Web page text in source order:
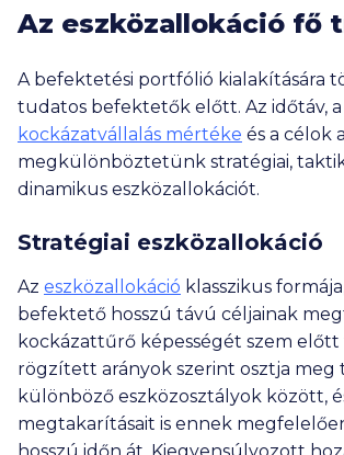
Az eszközallokáció fő
A befektetési portfólió kialakítására
tudatos befektetők előtt. Az időtáv, a
kockázatvállalás mértéke és a célok
megkülönböztetünk stratégiai,
dinamikus eszközallokációt.
Stratégiai eszközallokáció
Az eszközallokáció klasszikus
befektető hosszú távú céljainak
kockázattűrő képességét szem
rögzített arányok szerint osztja meg
különböző eszközosztályok között,
megtakarításait is ennek